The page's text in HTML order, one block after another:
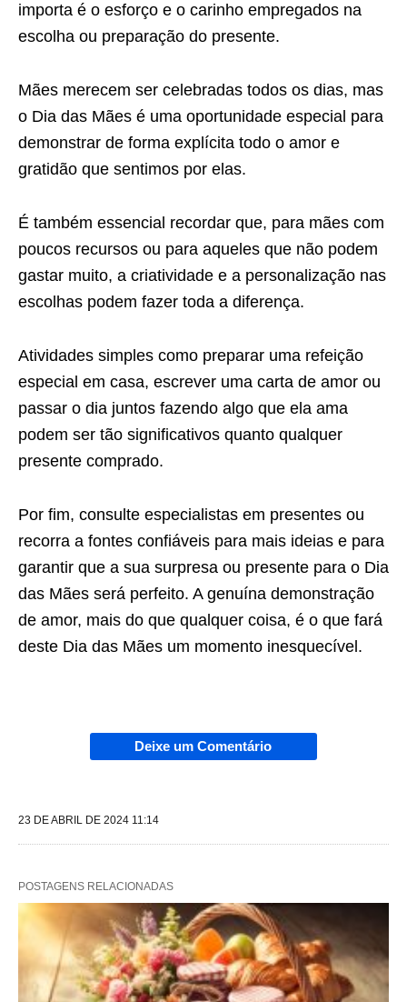
importa é o esforço e o carinho empregados na
escolha ou preparação do presente.
Mães merecem ser celebradas todos os dias, mas
o Dia das Mães é uma oportunidade especial para
demonstrar de forma explícita todo o amor e
gratidão que sentimos por elas.
É também essencial recordar que, para mães com
poucos recursos ou para aqueles que não podem
gastar muito, a criatividade e a personalização nas
escolhas podem fazer toda a diferença.
Atividades simples como preparar uma refeição
especial em casa, escrever uma carta de amor ou
passar o dia juntos fazendo algo que ela ama
podem ser tão significativos quanto qualquer
presente comprado.
Por fim, consulte especialistas em presentes ou
recorra a fontes confiáveis para mais ideias e para
garantir que a sua surpresa ou presente para o Dia
das Mães será perfeito. A genuína demonstração
de amor, mais do que qualquer coisa, é o que fará
deste Dia das Mães um momento inesquecível.
Deixe um Comentário
23 DE ABRIL DE 2024 11:14
POSTAGENS RELACIONADAS